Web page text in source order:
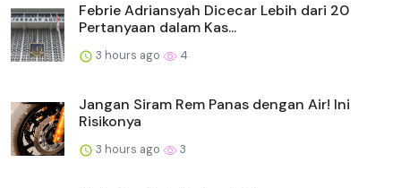
Febrie Adriansyah Dicecar Lebih dari 20
Pertanyaan dalam Kas...
3 hours ago 4
Jangan Siram Rem Panas dengan Air! Ini
Risikonya
3 hours ago 3